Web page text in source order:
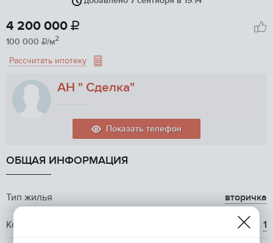
1 / 10
4 200 000 
100 000 /м2
Рассчитать ипотеку
АН " Сделка"
Показать телефон
ОБЩАЯ ИНФОРМАЦИЯ
Тип жилья вторичка
Количество комнат 1